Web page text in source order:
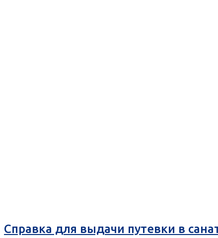
Справка для выдачи путевки в